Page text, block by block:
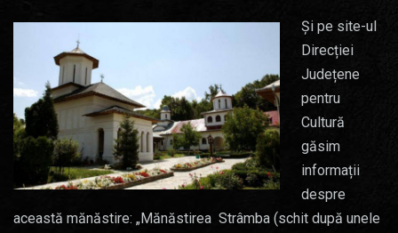
Și pe site-ul
Direcției
Județene
pentru
Cultură
găsim
informații
despre
această mănăstire: „Mănăstirea Strâmba (schit după unele